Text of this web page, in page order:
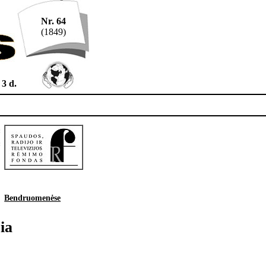
3 d.
Nr. 64
(1849)
Bendruomenėse